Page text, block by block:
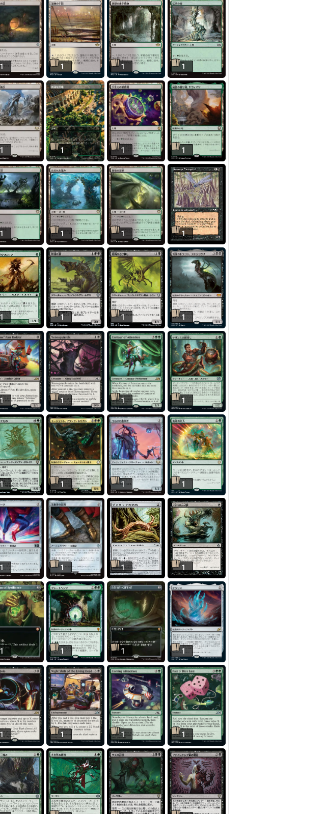
1 1 1 1
1 1 1 1
1 1 1 1
1 1 1 1
1 1 1 1
1 1 1 1
1 1 1 1
1 1 1 1
1 1 1 1